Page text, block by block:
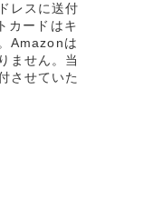
レスに送付
カードはキ
Amazonは
ません。当
させていた